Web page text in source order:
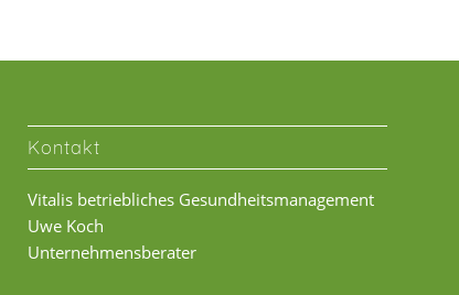
Kontakt
Vitalis betriebliches Gesundheitsmanagement
Uwe Koch
Unternehmensberater